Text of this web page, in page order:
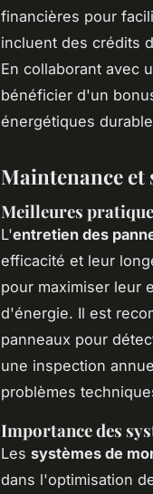
financières pour
incluent des crédits
En collaborant avec
bénéficier d'un
énergétiques
Maintenance et
Meilleures
L'entretien des
efficacité et leur
pour maximiser leur
d'énergie. Il est
panneaux pour
une inspection
problèmes
Importance des
Les systèmes de
dans l'optimisation